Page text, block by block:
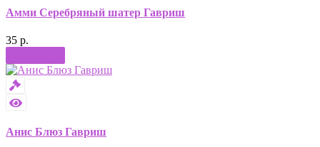
Амми Серебряный шатер Гавриш
35 р.
Анис Блюз Гавриш